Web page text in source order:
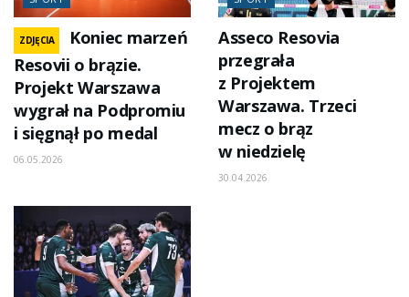
ZDJĘCIA
Koniec marzeń
Resovii o brązie.
Projekt Warszawa
wygrał na Podpromiu
i sięgnął po medal
06.05.2026
Asseco Resovia
przegrała
z Projektem
Warszawa. Trzeci
mecz o brąz
w niedzielę
30.04.2026